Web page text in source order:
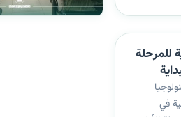
للمرحلة
في